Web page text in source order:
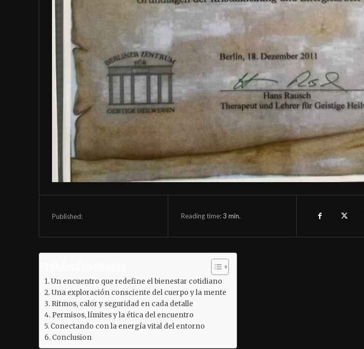
Published: Reading time:3 min.
Un encuentro que redefine el bienestar cotidiano
Una exploración consciente del cuerpo y la mente
Ritmos, calor y seguridad en cada detalle
Permisos, límites y la ética del encuentro
Conectando con la energía vital del entorno
Conclusion